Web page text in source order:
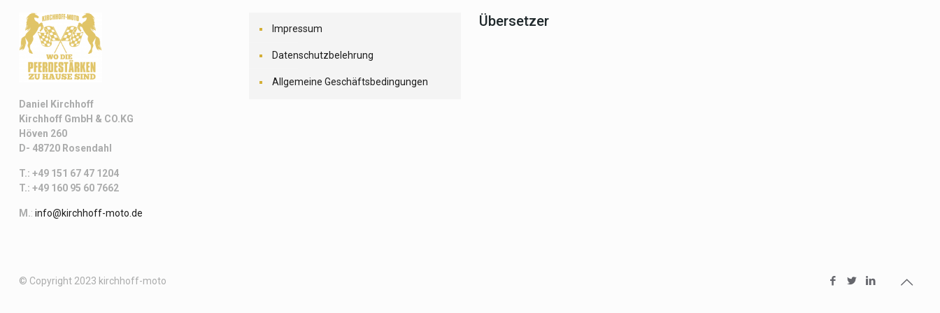
Daniel Kirchhoff
Kirchhoff GmbH & CO.KG
Höven 260
D- 48720 Rosendahl
T.: +49 151 67 47 1204
T.: +49 160 95 60 7662
M.: info@kirchhoff-moto.de
Impressum
Datenschutzbelehrung
Allgemeine Geschäftsbedingungen
Übersetzer
© Copyright 2023 kirchhoff-moto